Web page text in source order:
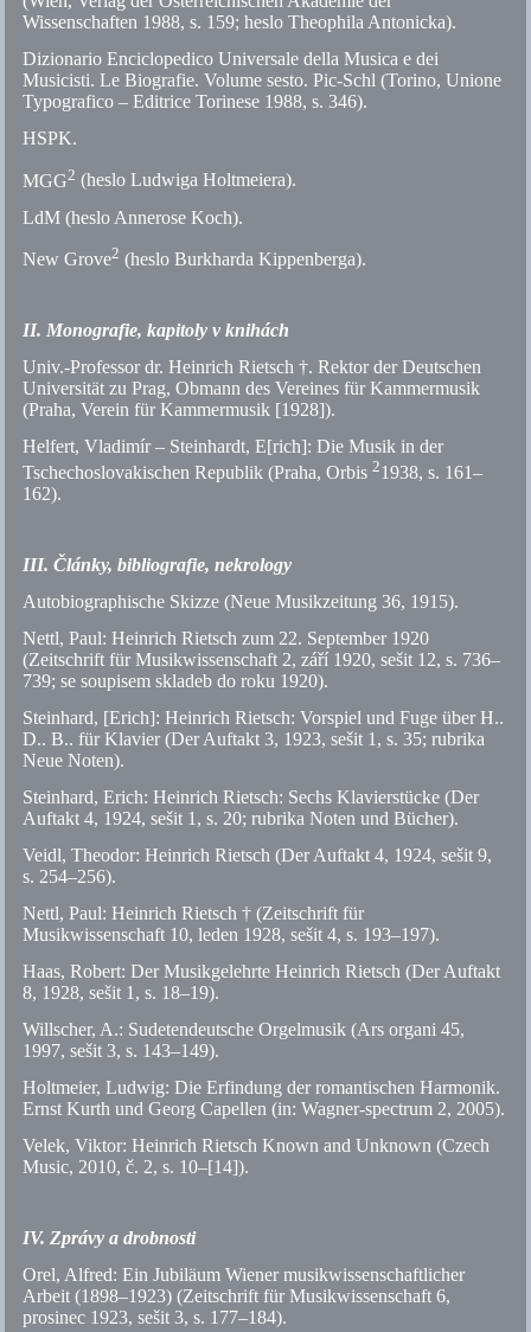
Wissenschaften 1988, s. 159; heslo Theophila Antonicka).
Dizionario Enciclopedico Universale della Musica e dei
Musicisti. Le Biografie. Volume sesto. Pic-Schl (Torino, Unione
Typografico – Editrice Torinese 1988, s. 346).
HSPK.
MGG2 (heslo Ludwiga Holtmeiera).
LdM (heslo Annerose Koch).
New Grove2 (heslo Burkharda Kippenberga).
II. Monografie, kapitoly v knihách
Univ.-Professor dr. Heinrich Rietsch †. Rektor der Deutschen
Universität zu Prag, Obmann des Vereines für Kammermusik
(Praha, Verein für Kammermusik [1928]).
Helfert, Vladimír – Steinhardt, E[rich]: Die Musik in der
Tschechoslovakischen Republik (Praha, Orbis21938, s. 161–
162).
III. Články, bibliografie, nekrology
Autobiographische Skizze (Neue Musikzeitung 36, 1915).
Nettl, Paul: Heinrich Rietsch zum 22. September 1920
(Zeitschrift für Musikwissenschaft 2, září 1920, sešit 12, s. 736–
739; se soupisem skladeb do roku 1920).
Steinhard, [Erich]: Heinrich Rietsch: Vorspiel und Fuge über H..
D.. B.. für Klavier (Der Auftakt 3, 1923, sešit 1, s. 35; rubrika
Neue Noten).
Steinhard, Erich: Heinrich Rietsch: Sechs Klavierstücke (Der
Auftakt 4, 1924, sešit 1, s. 20; rubrika Noten und Bücher).
Veidl, Theodor: Heinrich Rietsch (Der Auftakt 4, 1924, sešit 9,
s. 254–256).
Nettl, Paul: Heinrich Rietsch † (Zeitschrift für
Musikwissenschaft 10, leden 1928, sešit 4, s. 193–197).
Haas, Robert: Der Musikgelehrte Heinrich Rietsch (Der Auftakt
8, 1928, sešit 1, s. 18–19).
Willscher, A.: Sudetendeutsche Orgelmusik (Ars organi 45,
1997, sešit 3, s. 143–149).
Holtmeier, Ludwig: Die Erfindung der romantischen Harmonik.
Ernst Kurth und Georg Capellen (in: Wagner-spectrum 2, 2005).
Velek, Viktor: Heinrich Rietsch Known and Unknown (Czech
Music, 2010,č. 2, s. 10–[14]).
IV. Zprávy a drobnosti
Orel, Alfred: Ein Jubiläum Wiener musikwissenschaftlicher
Arbeit (1898–1923) (Zeitschrift für Musikwissenschaft 6,
prosinec 1923, sešit 3, s. 177–184).